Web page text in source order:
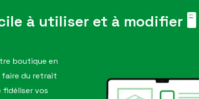
à utiliser et à modifier 🖥️
boutique en
faire du retrait
fidéliser vos